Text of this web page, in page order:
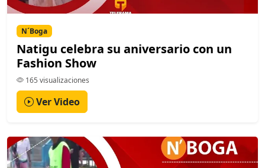
N´Boga
Natigu celebra su aniversario con un
Fashion Show
165 visualizaciones
Ver Video